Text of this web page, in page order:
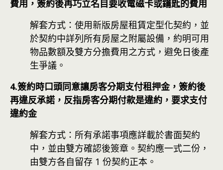
費用，簽約後再巧立名目要收電磁卡或鑰匙的費用
解套方式：使用新版房屋租賃定型化契約，並
於契約中詳列所有房屋之附屬設備，約明可用
物品數額及雙方分擔費用之方式，避免日後產
生爭議。
4.簽約時口頭同意讓房客分期支付租押金，簽約後
再違反承諾，反指房客分期付款是違約，要求支付
違約金
解套方式：所有承諾事項應詳載於書面契約
中，並由雙方確認後簽章。契約應一式二份，
由雙方各自留存 1 份契約正本。